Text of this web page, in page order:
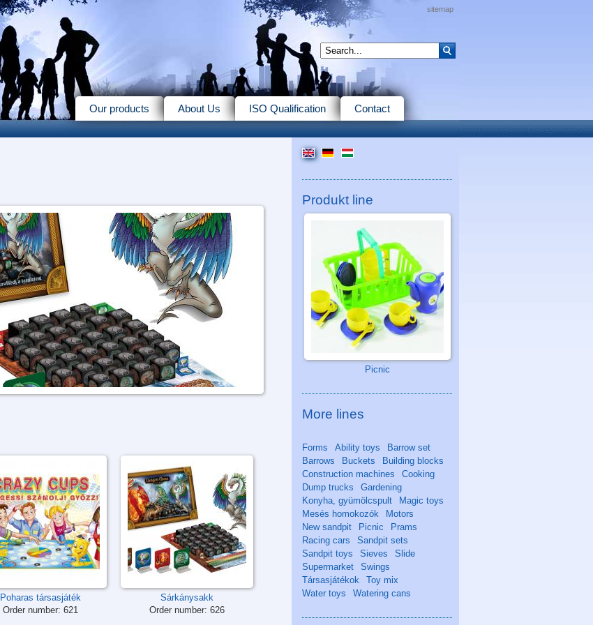
sitemap
Our products About Us ISO Qualification Contact
Poharas társasjáték
Order number: 621
Sárkánysakk
Order number: 626
Produkt line
Picnic
More lines
Forms Ability toys
Barrow set
Barrows
Buckets
Building blocks
Construction machines
Cooking
Dump trucks
Gardening
Konyha, gyümölcspult
Magic toys
Mesés homokozók
Motors
New sandpit
Picnic
Prams
Racing cars
Sandpit sets
Sandpit toys
Sieves
Slide
Supermarket
Swings
Társasjátékok
Toy mix
Water toys
Watering cans